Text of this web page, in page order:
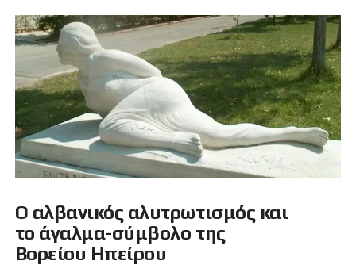
Ο αλβανικός αλυτρωτισμός και
το άγαλμα-σύμβολο της
Βορείου Ηπείρου